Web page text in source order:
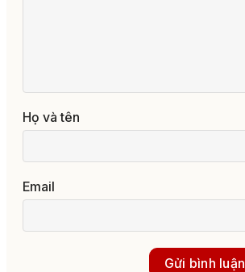
Họ và tên
Email
Gửi bình luận